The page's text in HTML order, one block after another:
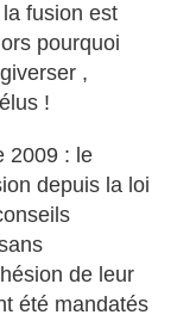
fusion est
pourquoi
,
!
2009 : le
depuis la loi
de leur
été mandatés